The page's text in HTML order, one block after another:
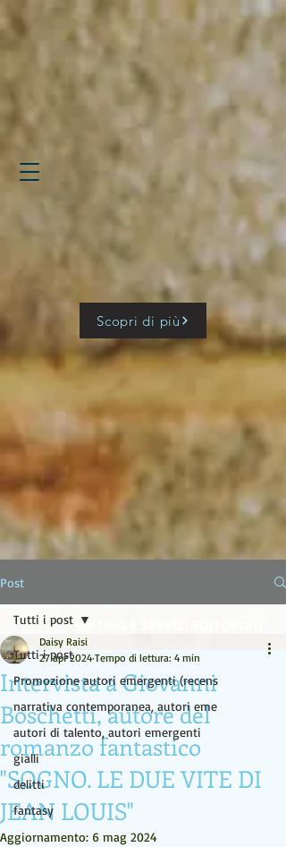
EDITING E SERVIZI EDITORIALI
Scopri di più
Post
Tutti i post
Promozione autori emergenti (recens
narrativa contemporanea, autori eme
autori di talento, autori emergenti
gialli
delitti
fantasy
Tutti i post
Intervista a Giovanni
Boschetti, autore del
romanzo fantastico
"SOGNO. LE DUE VITE DI
JEAN LOUIS"
Daisy Raisi
27 apr 2024 Tempo di lettura: 4 min
Aggiornamento: 6 mag 2024